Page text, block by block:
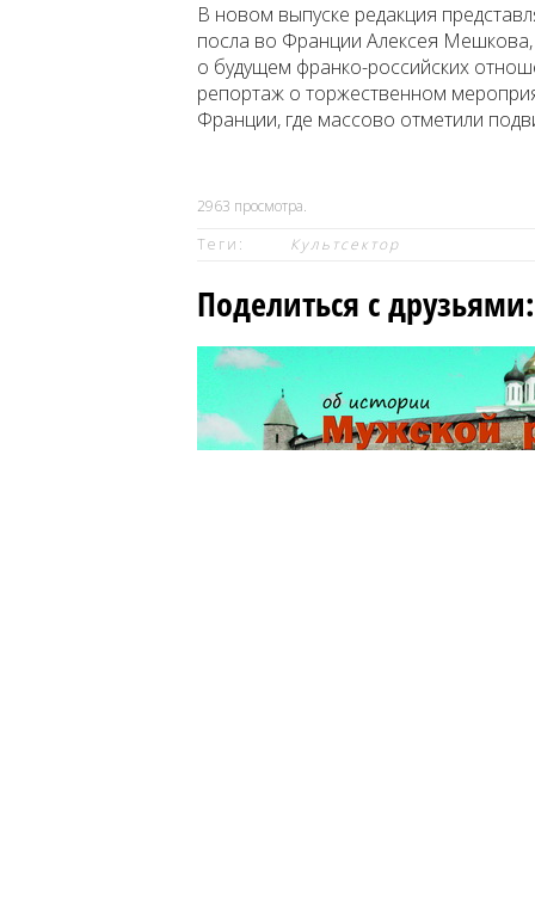
В новом выпуске редакция
посла во Франции Алексея
о будущем франко-российских
репортаж о торжественном
Франции, где массово отметили
2963 просмотра.
Теги:
Культсектор
Поделиться с друзьями: